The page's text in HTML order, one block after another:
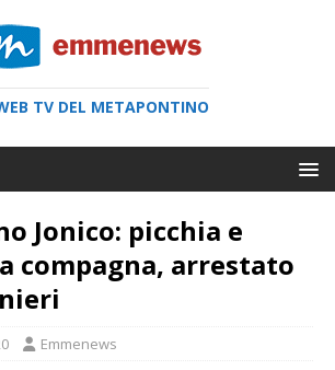
TV DEL METAPONTINO
Jonico: picchia e
compagna, arrestato
Emmenews